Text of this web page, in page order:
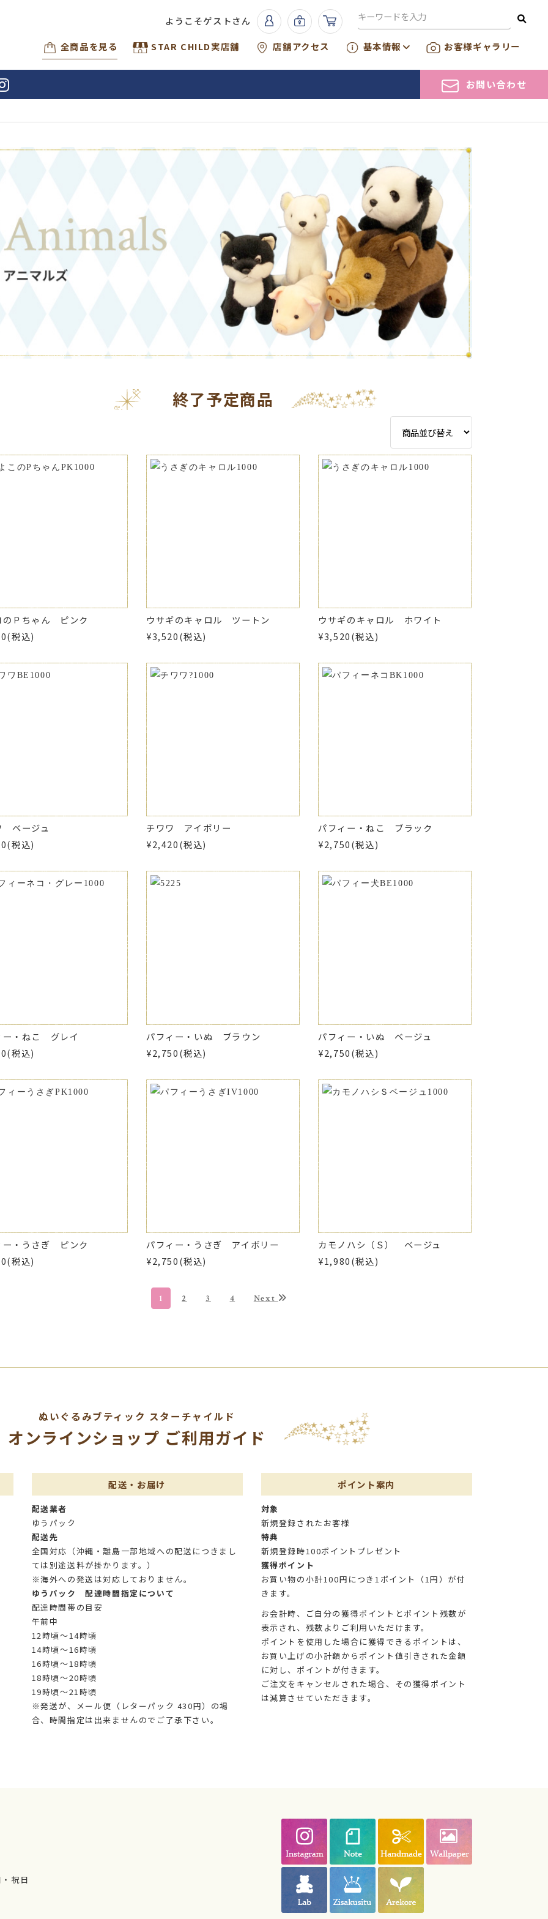
ようこそゲストさん
全商品を見る
STAR CHILD実店舗 店舗アクセス 基本情報 お客様ギャラリー
お問い合わせ
終了予定商品
のＰちゃん ピンク
税込)
ウサギのキャロル ツートン
¥3,520(税込)
ウサギのキャロル ホワイト
¥3,520(税込)
ベージュ
税込)
チワワ アイボリー
¥2,420(税込)
パフィー・ねこ ブラック
¥2,750(税込)
ー・ねこ グレイ
税込)
パフィー・いぬ ブラウン
¥2,750(税込)
パフィー・いぬ ベージュ
¥2,750(税込)
ー・うさぎ ピンク
税込)
パフィー・うさぎ アイボリー
¥2,750(税込)
カモノハシ（Ｓ） ベージュ
¥1,980(税込)
1 2 3 4 Next
ぬいぐるみブティック スターチャイルド
オンラインショップ ご利用ガイド
配送・お届け
配送業者
ゆうパック
配送先
全国対応（沖縄・離島一部地域への配送につきまし
ては別途送料が掛かります。）
※海外への発送は対応しておりません。
ゆうパック 配達時間指定について
配達時間帯の目安
午前中
12時頃～14時頃
14時頃～16時頃
16時頃～18時頃
18時頃～20時頃
19時頃～21時頃
※発送が、メール便（レターパック 430円）の場
合、時間指定は出来ませんのでご了承下さい。
ポイント案内
対象
新規登録されたお客様
特典
新規登録時100ポイントプレゼント
獲得ポイント
お買い物の小計100円につき1ポイント（1円）が付
きます。
お会計時、ご自分の獲得ポイントとポイント残数が
表示され、残数よりご利用いただけます。
ポイントを使用した場合に獲得できるポイントは、
お買い上げの小計額からポイント値引きされた金額
に対し、ポイントが付きます。
ご注文をキャンセルされた場合、その獲得ポイント
は減算させていただきます。
祝日